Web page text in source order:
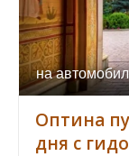
на
Оптина
дня с